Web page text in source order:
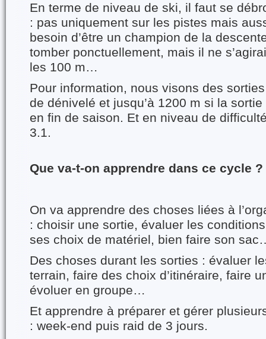
En terme de niveau de ski, il faut se
: pas uniquement sur les pistes mais
besoin d’être un champion de la
tomber ponctuellement, mais il ne
les 100 m…
Pour information, nous visons des
de dénivelé et jusqu’à 1200 m si la
en fin de saison. Et en niveau de
3.1.
Que va-t-on apprendre dans ce cycle ?
On va apprendre des choses liées à
: choisir une sortie, évaluer les
ses choix de matériel, bien faire son
Des choses durant les sorties : évaluer
terrain, faire des choix d’itinéraire, faire
évoluer en groupe…
Et apprendre à préparer et gérer
: week-end puis raid de 3 jours.